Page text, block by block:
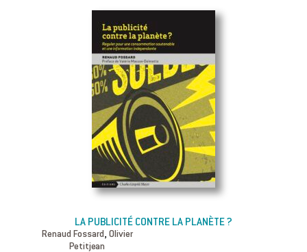
LA PUBLICITÉ CONTRE LA PLANÈTE ?
Renaud Fossard, Olivier
Petitjean